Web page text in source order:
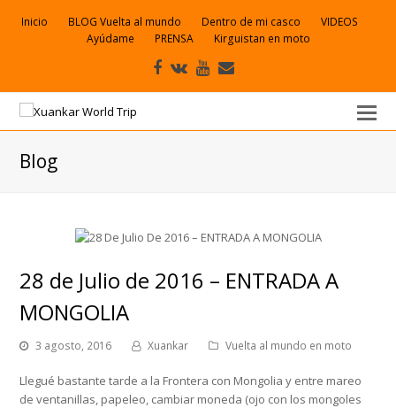
Inicio BLOG Vuelta al mundo Dentro de mi casco
VIDEOS
Ayúdame
PRENSA Kirguistan en moto
Facebook
VK Youtube
electrónico
Blog
28 de Julio de 2016 – ENTRADA A
MONGOLIA
3 agosto, 2016 Xuankar Vuelta al mundo en moto
Llegué bastante tarde a la Frontera con Mongolia y entre mareo
de ventanillas, papeleo, cambiar moneda (ojo con los mongoles